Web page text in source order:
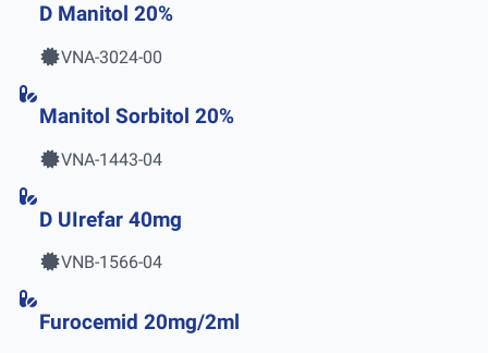
D Manitol 20%
VNA-3024-00
Manitol Sorbitol 20%
VNA-1443-04
D UIrefar 40mg
VNB-1566-04
Furocemid 20mg/2ml